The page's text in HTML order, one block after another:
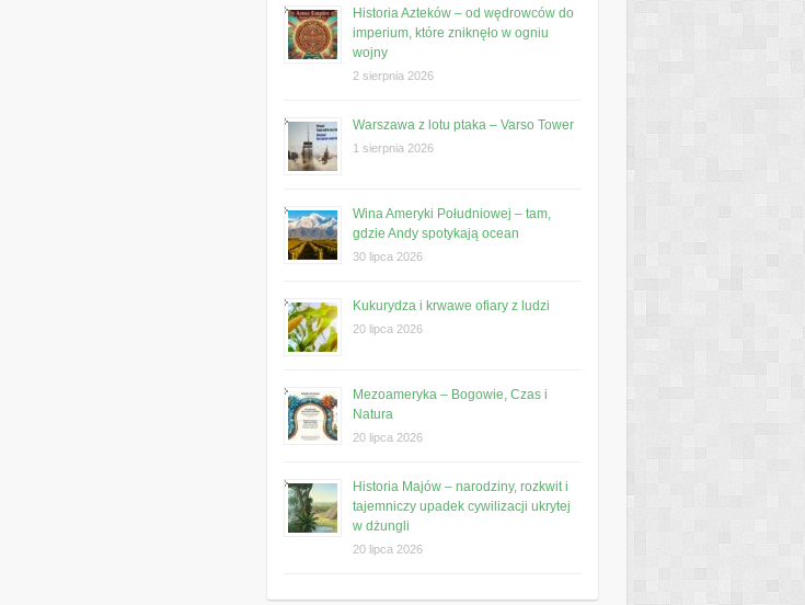
Historia Azteków – od wędrowców do
imperium, które zniknęło w ogniu
wojny
2 sierpnia 2026
Warszawa z lotu ptaka – Varso Tower
1 sierpnia 2026
Wina Ameryki Południowej – tam,
gdzie Andy spotykają ocean
30 lipca 2026
Kukurydza i krwawe ofiary z ludzi
20 lipca 2026
Mezoameryka – Bogowie, Czas i
Natura
20 lipca 2026
Historia Majów – narodziny, rozkwit i
tajemniczy upadek cywilizacji ukrytej
w dżungli
20 lipca 2026